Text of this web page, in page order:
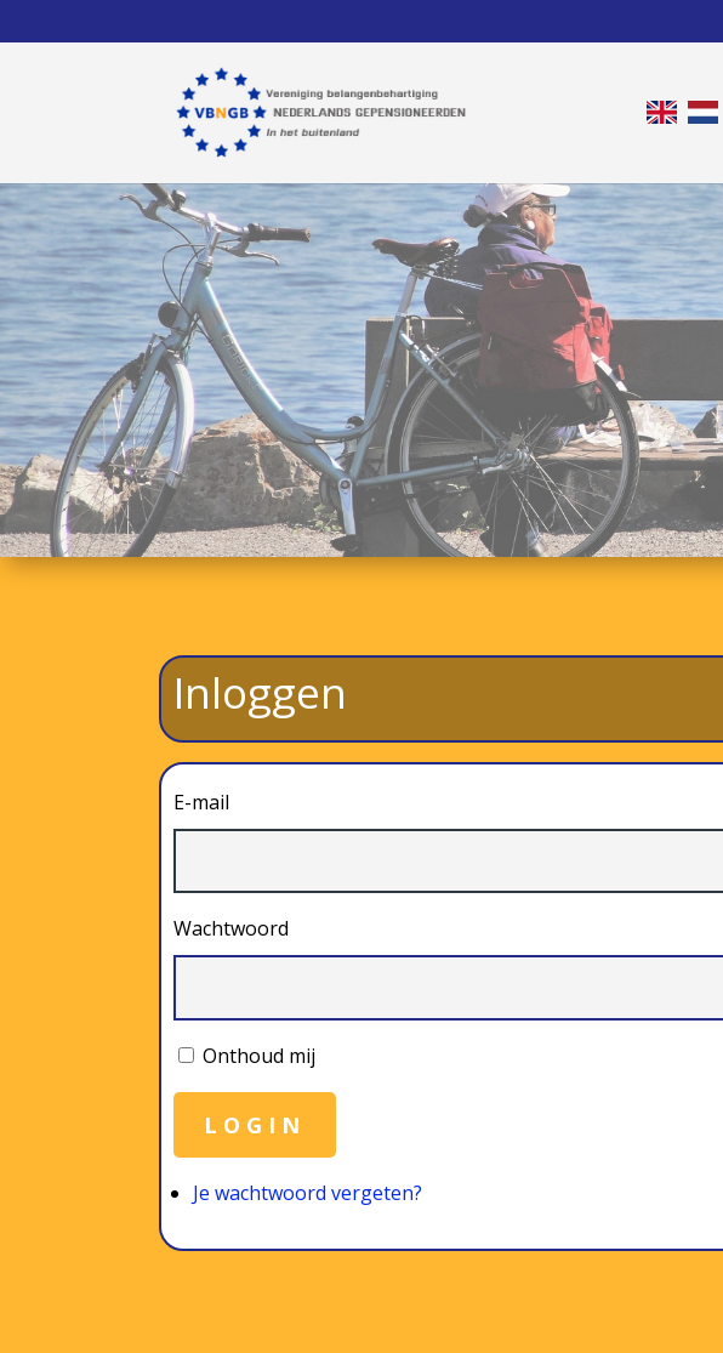
Inloggen
E-mail
Wachtwoord
Onthoud mij
LOGIN
Je wachtwoord vergeten?